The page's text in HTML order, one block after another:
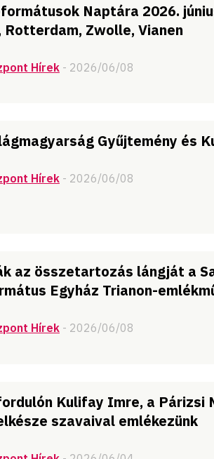
Naptára 2026.
Zwolle, Vianen
Hírek - 2026/06/08
Gyűjtemény és
Hírek - 2026/06/08
az összetartozás lángját a
Egyház Trianon-
Hírek - 2026/06/08
Kulifay Imre, a Párizsi
szavaival emlékezünk